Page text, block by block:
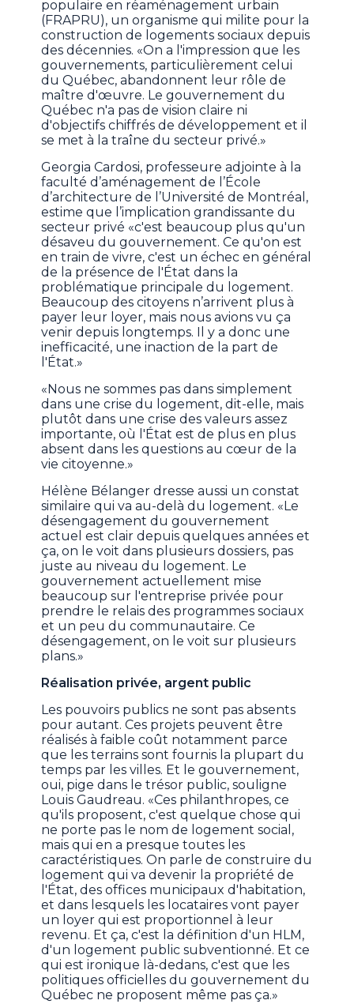
populaire en réaménagement urbain
(FRAPRU), un organisme qui milite pour la
construction de logements sociaux depuis
des décennies. «On a l'impression que les
gouvernements, particulièrement celui
du Québec, abandonnent leur rôle de
maître d'œuvre. Le gouvernement du
Québec n'a pas de vision claire ni
d'objectifs chiffrés de développement et il
se met à la traîne du secteur privé.»
Georgia Cardosi, professeure adjointe à la
faculté d’aménagement de l’École
d’architecture de l’Université de Montréal,
estime que l’implication grandissante du
secteur privé «c'est beaucoup plus qu'un
désaveu du gouvernement. Ce qu'on est
en train de vivre, c'est un échec en général
de la présence de l'État dans la
problématique principale du logement.
Beaucoup des citoyens n’arrivent plus à
payer leur loyer, mais nous avions vu ça
venir depuis longtemps. Il y a donc une
inefficacité, une inaction de la part de
l'État.»
«Nous ne sommes pas dans simplement
dans une crise du logement, dit-elle, mais
plutôt dans une crise des valeurs assez
importante, où l'État est de plus en plus
absent dans les questions au cœur de la
vie citoyenne.»
Hélène Bélanger dresse aussi un constat
similaire qui va au-delà du logement. «Le
désengagement du gouvernement
actuel est clair depuis quelques années et
ça, on le voit dans plusieurs dossiers, pas
juste au niveau du logement. Le
gouvernement actuellement mise
beaucoup sur l'entreprise privée pour
prendre le relais des programmes sociaux
et un peu du communautaire. Ce
désengagement, on le voit sur plusieurs
plans.»
Réalisation privée, argent public
Les pouvoirs publics ne sont pas absents
pour autant. Ces projets peuvent être
réalisés à faible coût notamment parce
que les terrains sont fournis la plupart du
temps par les villes. Et le gouvernement,
oui, pige dans le trésor public, souligne
Louis Gaudreau. «Ces philanthropes, ce
qu'ils proposent, c'est quelque chose qui
ne porte pas le nom de logement social,
mais qui en a presque toutes les
caractéristiques. On parle de construire du
logement qui va devenir la propriété de
l'État, des offices municipaux d'habitation,
et dans lesquels les locataires vont payer
un loyer qui est proportionnel à leur
revenu. Et ça, c'est la définition d'un HLM,
d'un logement public subventionné. Et ce
qui est ironique là-dedans, c'est que les
politiques officielles du gouvernement du
Québec ne proposent même pas ça.»